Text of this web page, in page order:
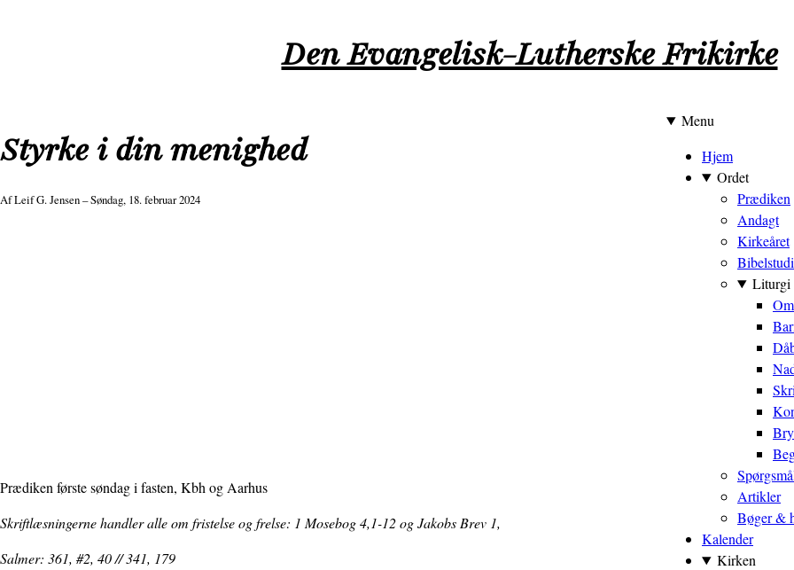
Den Evangelisk-Lutherske Frikirke
Styrke i din menighed
AfLeif G. Jensen– Søndag, 18. februar 2024
Prædiken første søndag i fasten, Kbh og Aarhus
Skriftlæsningerne handler alle om fristelse og frelse: 1 Mosebog 4,1-12 og Jakobs Brev 1,
Salmer: 361, #2, 40 // 341, 179
Menu
Hjem
Ordet
Prædiken
Andagt
Kirkeåret
Liturgi
Artikler
Bøger &
Kalender
Kirken